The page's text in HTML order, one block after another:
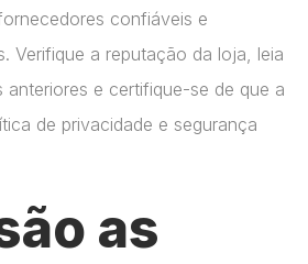
confiáveis e
Verifique a reputação da loja, leia
anteriores e certifique-se de que a
de privacidade e segurança
as